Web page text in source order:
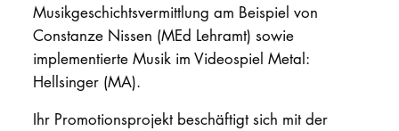
Musikgeschichtsvermittlung am Beispiel von
Constanze Nissen (MEd Lehramt) sowie
implementierte Musik im Videospiel Metal:
Hellsinger (MA).
Ihr Promotionsprojekt beschäftigt sich mit der